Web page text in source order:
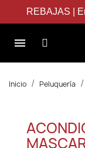
REBAJAS |
Inicio Peluquería